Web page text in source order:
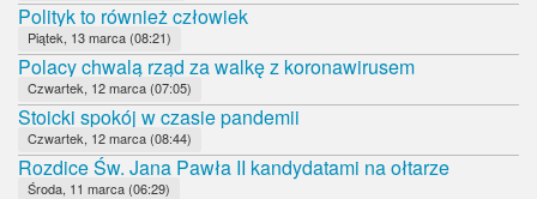
Polityk to również człowiek
Piątek, 13 marca (08:21)
Polacy chwalą rząd za walkę z koronawirusem
Czwartek, 12 marca (07:05)
Stoicki spokój w czasie pandemii
Czwartek, 12 marca (08:44)
Rozdice Św. Jana Pawła II kandydatami na ołtarze
Środa, 11 marca (06:29)